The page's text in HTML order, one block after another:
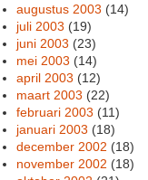
augustus 2003 (14)
juli 2003 (19)
juni 2003 (23)
mei 2003 (14)
april 2003 (12)
maart 2003 (22)
februari 2003 (11)
januari 2003 (18)
december 2002 (18)
november 2002 (18)